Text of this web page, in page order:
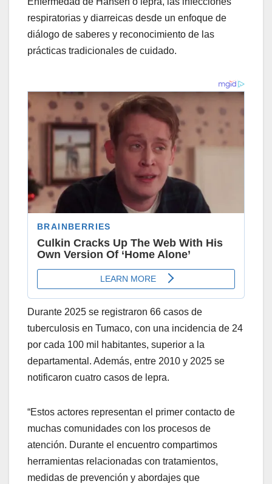
respiratorias y diarreicas desde un enfoque de
diálogo de saberes y reconocimiento de las
prácticas tradicionales de cuidado.
Durante 2025 se registraron 66 casos de
tuberculosis en Tumaco, con una incidencia de 24
por cada 100 mil habitantes, superior a la
departamental. Además, entre 2010 y 2025 se
notificaron cuatro casos de lepra.
“Estos actores representan el primer contacto de
muchas comunidades con los procesos de
atención. Durante el encuentro compartimos
herramientas relacionadas con tratamientos,
medidas de prevención y abordajes que